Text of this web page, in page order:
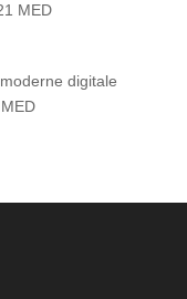
MED
digitale